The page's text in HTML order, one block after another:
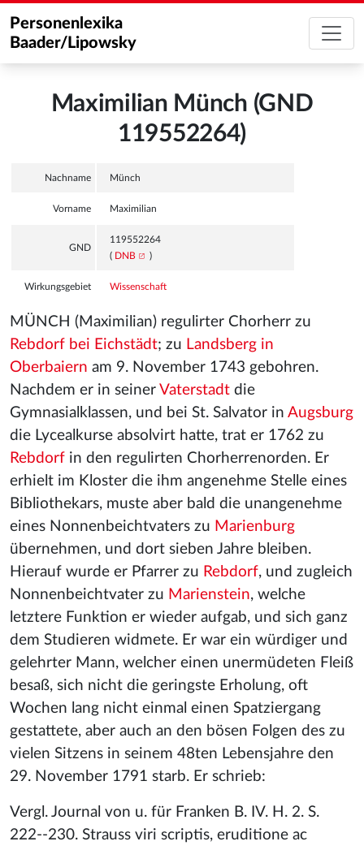
Personenlexika
Baader/Lipowsky
Maximilian Münch (GND
119552264)
Nachname Münch
Vorname Maximilian
GND
119552264
( DNB )
Wirkungsgebiet Wissenschaft
MÜNCH (Maximilian) regulirter Chorherr zu
Rebdorf bei Eichstädt; zu Landsberg in
Oberbaiern am 9. November 1743 gebohren.
Nachdem er in seiner Vaterstadt die
Gymnasialklassen, und bei St. Salvator in Augsburg
die Lycealkurse absolvirt hatte, trat er 1762 zu
Rebdorf in den regulirten Chorherrenorden. Er
erhielt im Kloster die ihm angenehme Stelle eines
Bibliothekars, muste aber bald die unangenehme
eines Nonnenbeichtvaters zu Marienburg
übernehmen, und dort sieben Jahre bleiben.
Hierauf wurde er Pfarrer zu Rebdorf, und zugleich
Nonnenbeichtvater zu Marienstein, welche
letztere Funktion er wieder aufgab, und sich ganz
dem Studieren widmete. Er war ein würdiger und
gelehrter Mann, welcher einen unermüdeten Fleiß
besaß, sich nicht die geringste Erholung, oft
Wochen lang nicht einmal einen Spatziergang
gestattete, aber auch an den bösen Folgen des zu
vielen Sitzens in seinem 48ten Lebensjahre den
29. November 1791 starb. Er schrieb:
Vergl. Journal von u. für Franken B. IV. H. 2. S.
222--230. Strauss viri scriptis, eruditione ac